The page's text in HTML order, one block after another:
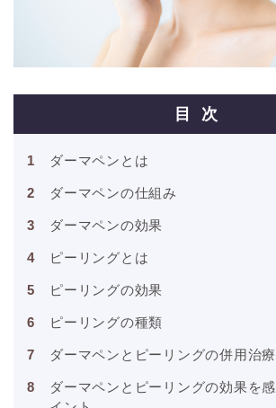
目次
ダーマペンとは
ダーマペンの仕組み
ダーマペンの効果
ピーリングとは
ピーリングの効果
ピーリングの種類
ダーマペンとピーリングの併用治
ダーマペンとピーリングの効果を